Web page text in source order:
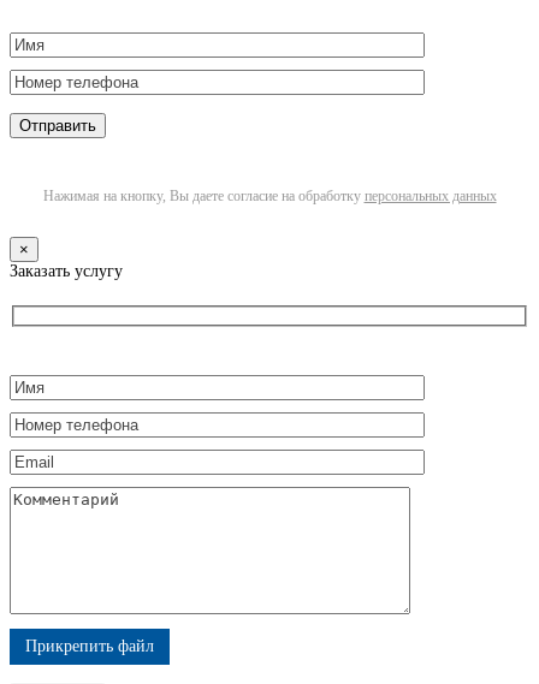
Нажимая на кнопку, Вы даете согласие на обработку персональных данных
×
Заказать услугу
Прикрепить файл